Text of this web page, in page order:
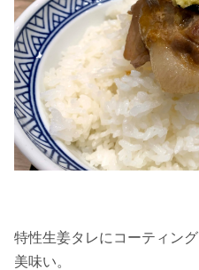
特性生姜タレにコーティン
美味い。